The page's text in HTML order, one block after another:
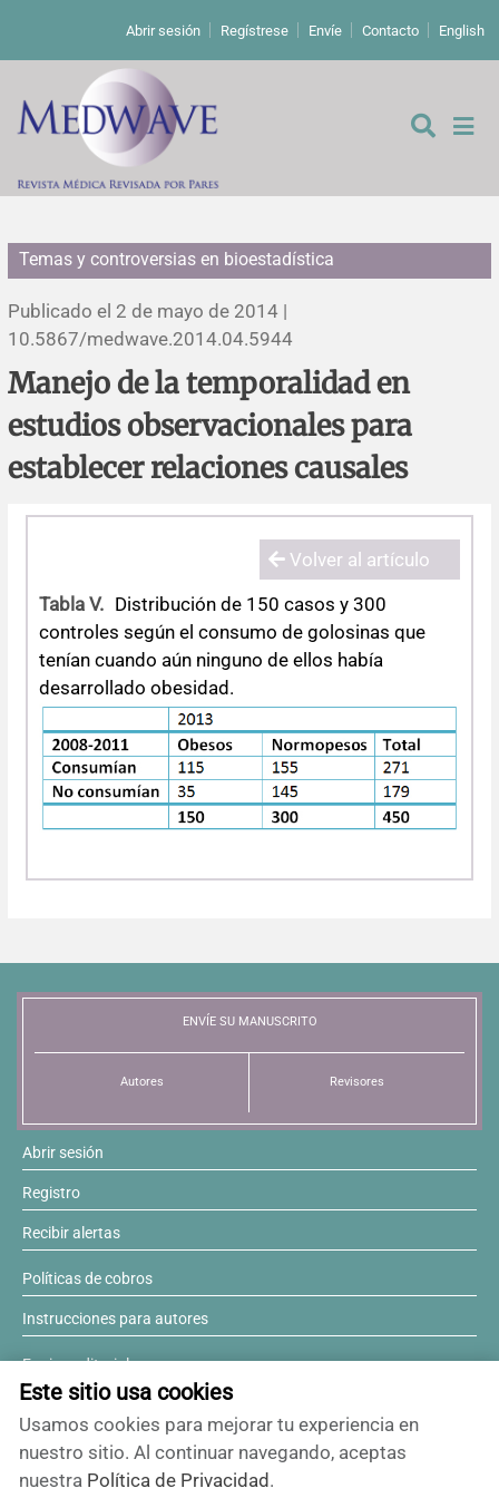
Abrir sesión Regístrese Envíe Contacto English
De los editores
Editoriales
Comentarios
Cartas a los editores
Errata y notas de reserva
Impressum
Estudios originales
Estudios cualitativos
Revisiones sistemáticas
Evaluaciones económicas
Análisis
Revisiones clínicas
Notas metodológicas
Comunicaciones breves
Problemas de salud pública
Notas históricas y reseñas
Ensayos
Notas técnicas
Práctica clínica
Descripción
Política de cobros
Políticas editoriales
Instrucciones para autores
Este sitio usa cookies
Usamos cookies para mejorar tu experiencia en
nuestro sitio. Al continuar navegando, aceptas
nuestra Política de Privacidad.
Temas y controversias en bioestadística
Publicado el 2 de mayo de 2014 |
10.5867/medwave.2014.04.5944
Manejo de la temporalidad en
estudios observacionales para
establecer relaciones causales
Volver al artículo
Tabla V. Distribución de 150 casos y 300
controles según el consumo de golosinas que
tenían cuando aún ninguno de ellos había
desarrollado obesidad.
ENVÍE SU MANUSCRITO
Autores Revisores
Abrir sesión
Registro
Recibir alertas
Políticas de cobros
Instrucciones para autores
Equipo editorial
Comité editorial
¿Desea ser revisor?
Contactos y soporte